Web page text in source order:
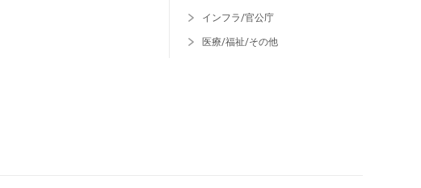
インフラ/官公庁
医療/福祉/その他